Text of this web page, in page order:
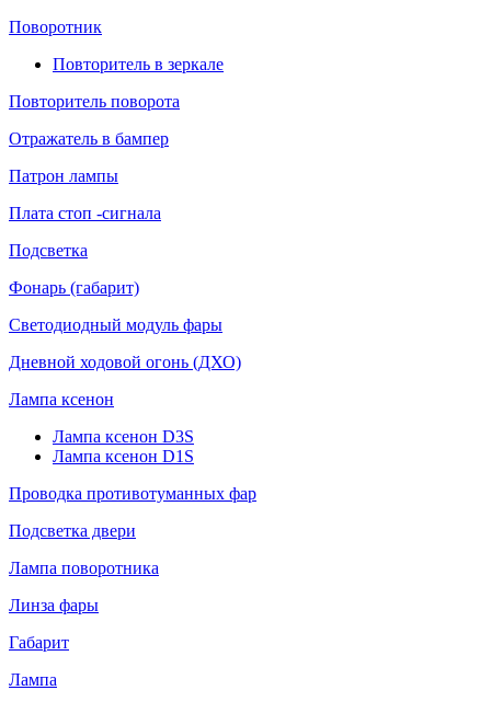
Поворотник
Повторитель в зеркале
Повторитель поворота
Отражатель в бампер
Патрон лампы
Плата стоп -сигнала
Подсветка
Фонарь (габарит)
Светодиодный модуль фары
Дневной ходовой огонь (ДХО)
Лампа ксенон
Лампа ксенон D3S
Лампа ксенон D1S
Проводка противотуманных фар
Подсветка двери
Лампа поворотника
Линза фары
Габарит
Лампа